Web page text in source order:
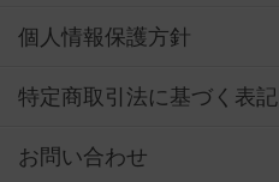
個人情報保護方針
特定商取引法に基づく表記
お問い合わせ